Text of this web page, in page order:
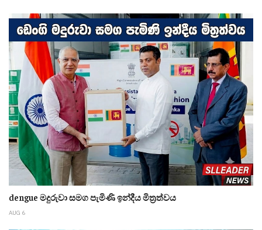
dengue මදුරුවා සමග පැමිණි ඉන්දීය මිත්‍රත්වය
AUG 6